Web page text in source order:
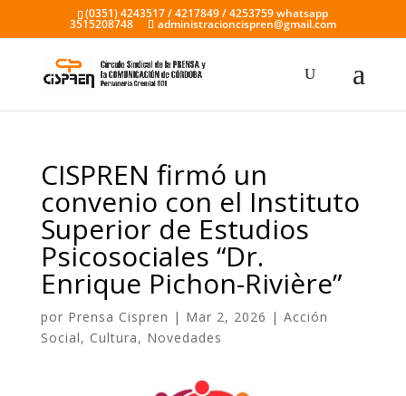
(0351) 4243517 / 4217849 / 4253759 whatsapp
3515208748 administracioncispren@gmail.com
CISPREN firmó un
convenio con el Instituto
Superior de Estudios
Psicosociales “Dr.
Enrique Pichon-Rivière”
por Prensa Cispren | Mar 2, 2026 | Acción
Social, Cultura, Novedades